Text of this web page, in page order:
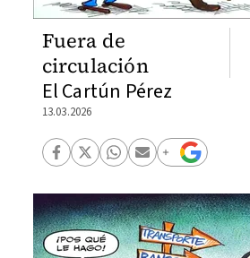
Fuera de
circulación
El Cartún Pérez
13.03.2026